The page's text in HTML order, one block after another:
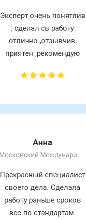
Эксперт очень понятлив
, сделал св работу
отлично ,отзывчив,
приятен ,рекомендую
Анна
Московский Международный Университет
Прекрасный специалист
своего дела. Сделала
работу раньше сроков
все по стандартам.